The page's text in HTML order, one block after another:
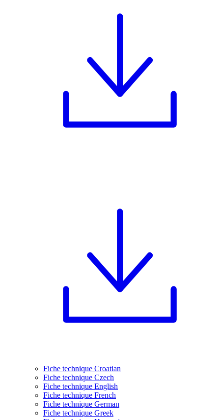
Fiche technique Croatian
Fiche technique Czech
Fiche technique English
Fiche technique French
Fiche technique German
Fiche technique Greek